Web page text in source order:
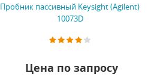
Пробник пассивный Keysight (Agilent)
10073D
Цена по запросу